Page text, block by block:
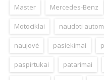
Master Mercedes-Benz
Motociklai naudoti
naujovė pasiekimai
paspirtukai patarimai